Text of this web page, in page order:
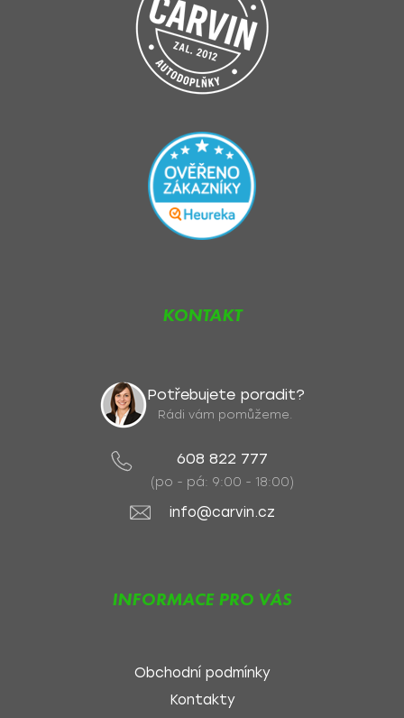
KONTAKT
Potřebujete poradit?
Rádi vám pomůžeme.
608 822 777
(po - pá: 9:00 - 18:00)
info@carvin.cz
INFORMACE PRO VÁS
Obchodní podmínky
Kontakty